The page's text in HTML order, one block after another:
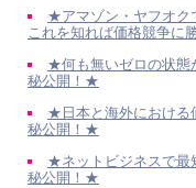
★アマゾン・ヤフオク
これを知れば価格競争に
★何も無いゼロの状態
秘公開！★
★日本と海外における
秘公開！★
★ネットビジネスで最
秘公開！★